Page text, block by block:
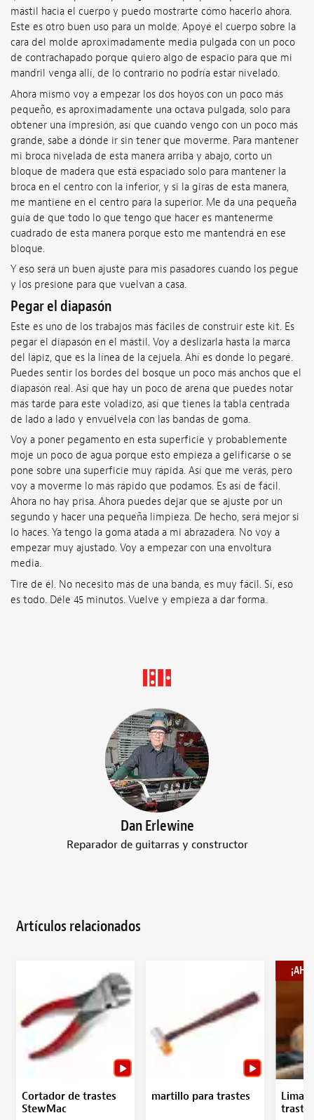
mástil hacia el cuerpo y puedo mostrarte cómo hacerlo ahora.
Este es otro buen uso para un molde. Apoyé el cuerpo sobre la
cara del molde aproximadamente media pulgada con un poco
de contrachapado porque quiero algo de espacio para que mi
mandril venga allí, de lo contrario no podría estar nivelado.
Ahora mismo voy a empezar los dos hoyos con un poco más
pequeño, es aproximadamente una octava pulgada, solo para
obtener una impresión, así que cuando vengo con un poco más
grande, sabe a dónde ir sin tener que moverme. Para mantener
mi broca nivelada de esta manera arriba y abajo, corto un
bloque de madera que está espaciado solo para mantener la
broca en el centro con la inferior, y si la giras de esta manera,
me mantiene en el centro para la superior. Me da una pequeña
guía de que todo lo que tengo que hacer es mantenerme
cuadrado de esta manera porque esto me mantendrá en ese
bloque.
Y eso será un buen ajuste para mis pasadores cuando los pegue
y los presione para que vuelvan a casa.
Pegar el diapasón
Este es uno de los trabajos más fáciles de construir este kit. Es
pegar el diapasón en el mástil. Voy a deslizarla hasta la marca
del lápiz, que es la línea de la cejuela. Ahí es donde lo pegaré.
Puedes sentir los bordes del bosque un poco más anchos que el
diapasón real. Así que hay un poco de arena que puedes notar
más tarde para este voladizo, así que tienes la tabla centrada
de lado a lado y envuélvela con las bandas de goma.
Voy a poner pegamento en esta superficie y probablemente
moje un poco de agua porque esto empieza a gelificarse o se
pone sobre una superficie muy rápida. Así que me verás, pero
voy a moverme lo más rápido que podamos. Es así de fácil.
Ahora no hay prisa. Ahora puedes dejar que se ajuste por un
segundo y hacer una pequeña limpieza. De hecho, será mejor si
lo haces. Ya tengo la goma atada a mi abrazadera. No voy a
empezar muy ajustado. Voy a empezar con una envoltura
media.
Tire de él. No necesito más de una banda, es muy fácil. Sí, eso
es todo. Déle 45 minutos. Vuelve y empieza a dar forma.
Dan Erlewine
Reparador de guitarras y constructor
Artículos relacionados
Cortador de trastes
StewMac
martillo para trastes
Limas